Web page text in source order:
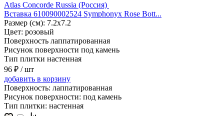
Atlas Concorde Russia (Россия)
Вставка 610090002524 Symphonyx Rose Bott...
Размер (см): 7.2x7.2
Цвет: розовый
Поверхность лаппатированная
Рисунок поверхности под камень
Тип плитки настенная
96 ₽ / шт
добавить в корзину
Поверхность: лаппатированная
Рисунок поверхности: под камень
Тип плитки: настенная